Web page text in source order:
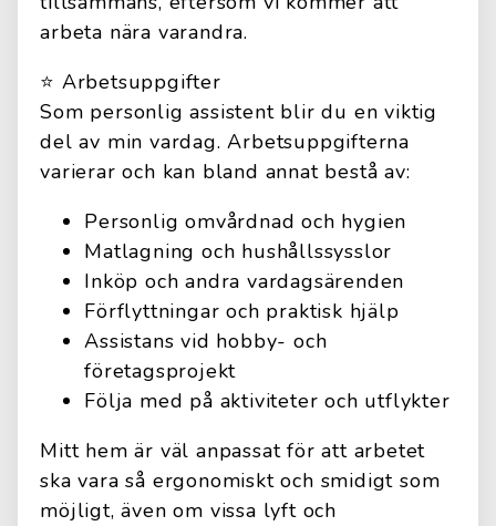
arbeta nära varandra.
⭐️ Arbetsuppgifter
Som personlig assistent blir du en viktig
del av min vardag. Arbetsuppgifterna
varierar och kan bland annat bestå av:
Personlig omvårdnad och hygien
Matlagning och hushållssysslor
Inköp och andra vardagsärenden
Förflyttningar och praktisk hjälp
Assistans vid hobby- och
företagsprojekt
Följa med på aktiviteter och utflykter
Mitt hem är väl anpassat för att arbetet
ska vara så ergonomiskt och smidigt som
möjligt, även om vissa lyft och